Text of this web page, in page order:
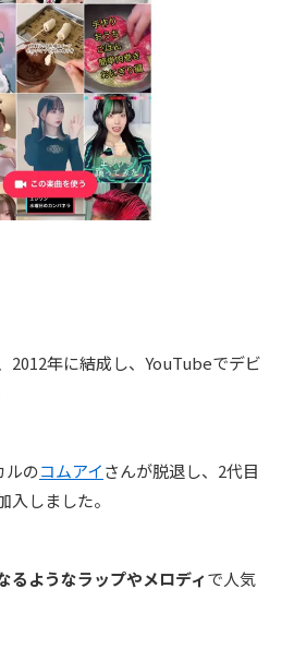
2012年に結成し、YouTubeでデビ
ルのコムアイさんが脱退し、2代目
入しました。
るようなラップやメロディで人気